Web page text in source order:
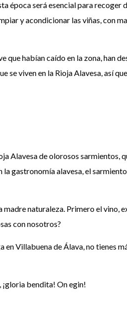
época será esencial para recoger
y acondicionar las viñas, con
que habían caído en la zona, han
se viven en la Rioja Alavesa, así
Alavesa de olorosos sarmientos,
gastronomía alavesa, el
madre naturaleza. Primero el vino,
con nosotros?
Villabuena de Álava, no tienes
, ¡gloria bendita! On egin!